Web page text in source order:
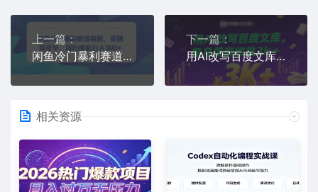
上一篇：
闲鱼冷门暴利赛道拆解，保姆级教学，照抄都能日入3张+
下一篇：
用AI改写百度文库，每月保底收益3k+
相关资源